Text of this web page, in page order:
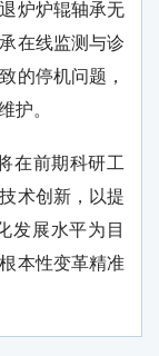
炉炉辊轴承无
在线监测与诊
的停机问题，
护。
在前期科研工
术创新，以提
发展水平为目
本性变革精准